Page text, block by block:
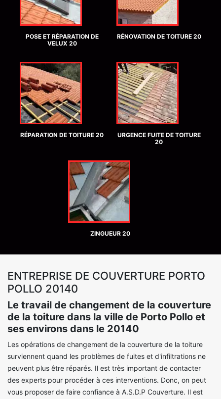
POSE ET RÉPARATION DE
VELUX 20
RÉNOVATION DE TOITURE 20
RÉPARATION DE TOITURE 20
URGENCE FUITE DE TOITURE
20
ZINGUEUR 20
ENTREPRISE DE COUVERTURE PORTO
POLLO 20140
Le travail de changement de la couverture
de la toiture dans la ville de Porto Pollo et
ses environs dans le 20140
Les opérations de changement de la couverture de la toiture
surviennent quand les problèmes de fuites et d'infiltrations ne
peuvent plus être réparés. Il est très important de contacter
des experts pour procéder à ces interventions. Donc, on peut
vous proposer de faire confiance à A.S.D.P Couverture. Il est